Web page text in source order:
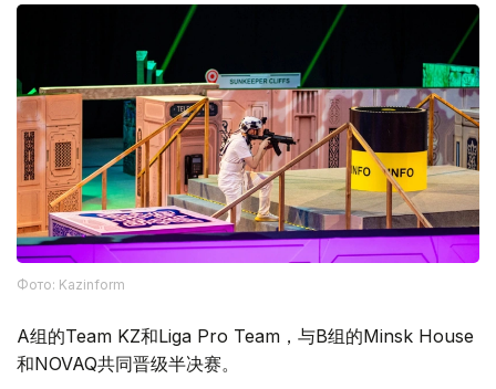
Фото: Kazinform
A组的Team KZ和Liga Pro Team，与B组的Minsk House
和NOVAQ共同晋级半决赛。